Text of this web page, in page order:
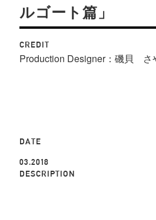
ルゴート篇」
CREDIT
Production Designer：磯貝 さ
DATE
03.2018
DESCRIPTION